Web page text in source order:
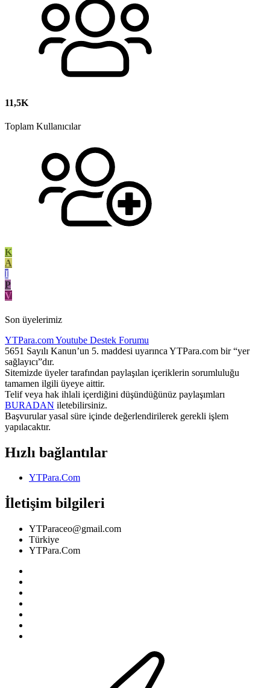
11,5K
Toplam Kullanıcılar
K
A
I
P
V
Son üyelerimiz
YTPara.comYoutube Destek Forumu
5651 Sayılı Kanun’un 5. maddesi uyarınca YTPara.com bir “yer
sağlayıcı”dır.
Sitemizde üyeler tarafından paylaşılan içeriklerin sorumluluğu
tamamen ilgili üyeye aittir.
Telif veya hak ihlali içerdiğini düşündüğünüz paylaşımları
BURADAN iletebilirsiniz.
Başvurular yasal süre içinde değerlendirilerek gerekli işlem
yapılacaktır.
Hızlı bağlantılar
YTPara.Com
İletişim bilgileri
YTParaceo@gmail.com
Türkiye
YTPara.Com